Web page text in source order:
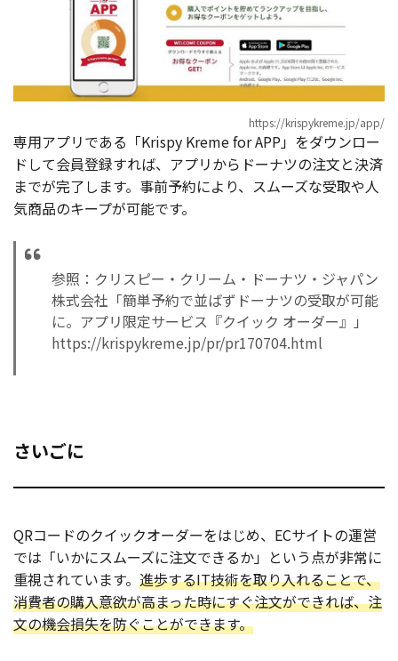
https://krispykreme.jp/app/
専用アプリである「Krispy Kreme for APP」をダウンロー
ドして会員登録すれば、アプリからドーナツの注文と決済
までが完了します。事前予約により、スムーズな受取や人
気商品のキープが可能です。
参照：クリスピー・クリーム・ドーナツ・ジャパン
株式会社「簡単予約で並ばずドーナツの受取が可能
に。アプリ限定サービス『クイック オーダー』」
https://krispykreme.jp/pr/pr170704.html
さいごに
QRコードのクイックオーダーをはじめ、ECサイトの運営
では「いかにスムーズに注文できるか」という点が非常に
重視されています。 進歩するIT技術を取り入れることで、
消費者の購入意欲が高まった時にすぐ注文ができれば、注
文の機会損失を防ぐことができます。